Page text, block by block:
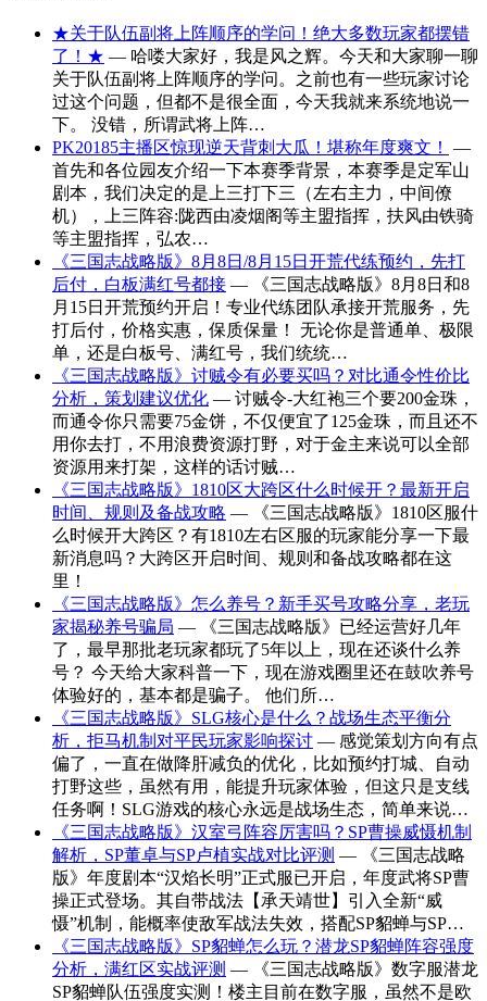
★关于队伍副将上阵顺序的学问！绝大多数玩家都摆错
了！★ — 哈喽大家好，我是风之辉。今天和大家聊一聊
关于队伍副将上阵顺序的学问。之前也有一些玩家讨论
过这个问题，但都不是很全面，今天我就来系统地说一
下。 没错，所谓武将上阵…
PK20185主播区惊现逆天背刺大瓜！堪称年度爽文！
—
首先和各位园友介绍一下本赛季背景，本赛季是定军山
剧本，我们决定的是上三打下三（左右主力，中间僚
机），上三阵容:陇西由凌烟阁等主盟指挥，扶风由铁骑
等主盟指挥，弘农…
《三国志战略版》8月8日/8月15日开荒代练预约，先打
后付，白板满红号都接 — 《三国志战略版》8月8日和8
月15日开荒预约开启！专业代练团队承接开荒服务，先
打后付，价格实惠，保质保量！ 无论你是普通单、极限
单，还是白板号、满红号，我们统统…
《三国志战略版》讨贼令有必要买吗？对比通令性价比
分析，策划建议优化 — 讨贼令-大红袍三个要200金珠，
而通令你只需要75金饼，不仅便宜了125金珠，而且还不
用你去打，不用浪费资源打野，对于金主来说可以全部
资源用来打架，这样的话讨贼…
《三国志战略版》1810区大跨区什么时候开？最新开启
时间、规则及备战攻略 — 《三国志战略版》1810区服什
么时候开大跨区？有1810左右区服的玩家能分享一下最
新消息吗？大跨区开启时间、规则和备战攻略都在这
里！
《三国志战略版》怎么养号？新手买号攻略分享，老玩
家揭秘养号骗局 — 《三国志战略版》已经运营好几年
了，最早那批老玩家都玩了5年以上，现在还谈什么养
号？ 今天给大家科普一下，现在游戏圈里还在鼓吹养号
体验好的，基本都是骗子。 他们所…
《三国志战略版》SLG核心是什么？战场生态平衡分
析，拒马机制对平民玩家影响探讨 — 感觉策划方向有点
偏了，一直在做降肝减负的优化，比如预约打城、自动
打野这些，虽然有用，能提升玩家体验，但这只是支线
任务啊！SLG游戏的核心永远是战场生态，简单来说…
《三国志战略版》汉室弓阵容厉害吗？SP曹操威慑机制
解析，SP董卓与SP卢植实战对比评测 — 《三国志战略
版》年度剧本“汉焰长明”正式服已开启，年度武将SP曹
操正式登场。其自带战法【承天靖世】引入全新“威
慑”机制，能概率使敌军战法失效，搭配SP貂蝉与SP…
《三国志战略版》SP貂蝉怎么玩？潜龙SP貂蝉阵容强度
分析，满红区实战评测 — 《三国志战略版》数字服潜龙
SP貂蝉队伍强度实测！楼主目前在数字服，虽然不是欧